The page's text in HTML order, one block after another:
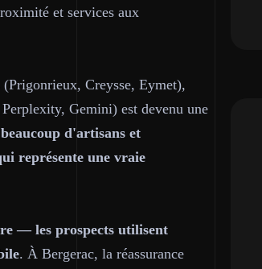
et services aux
(Prigonrieux, Creysse, Eymet),
Gemini) est devenu une
d'artisans et
représente une vraie
— les prospects utilisent
. À Bergerac, la réassurance